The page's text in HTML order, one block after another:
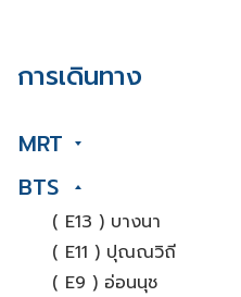
การเดินทาง
MRT
BTS
( E13 ) บางนา
( E11 ) ปุณณวิถี
( E9 ) อ่อนนุช